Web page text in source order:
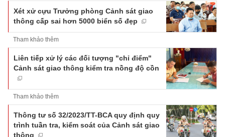
Xét xử cựu Trưởng phòng Cảnh sát giao
thông cấp sai hơn 5000 biển số đẹp
Tham khảo thêm
Liên tiếp xử lý các đối tượng "chỉ điểm"
Cảnh sát giao thông kiểm tra nồng độ cồn
Tham khảo thêm
Thông tư số 32/2023/TT-BCA quy định quy
trình tuần tra, kiểm soát của Cảnh sát giao
thông